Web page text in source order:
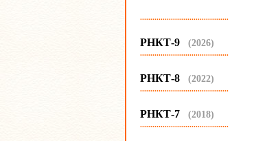
...........................................
РНКТ-9 (2026)
...........................................
РНКТ-8 (2022)
...........................................
РНКТ-7 (2018)
...........................................